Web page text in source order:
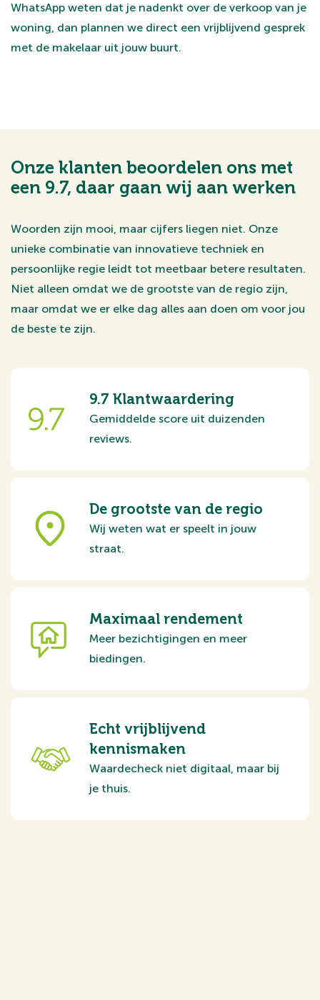
WhatsApp weten dat je nadenkt over de verkoop van je
woning, dan plannen we direct een vrijblijvend gesprek
met de makelaar uit jouw buurt.
Onze klanten beoordelen ons met
een 9.7, daar gaan wij aan werken
Woorden zijn mooi, maar cijfers liegen niet. Onze
unieke combinatie van innovatieve techniek en
persoonlijke regie leidt tot meetbaar betere resultaten.
Niet alleen omdat we de grootste van de regio zijn,
maar omdat we er elke dag alles aan doen om voor jou
de beste te zijn.
9.7 Klantwaardering
Gemiddelde score uit duizenden
reviews.
De grootste van de regio
Wij weten wat er speelt in jouw
straat.
Maximaal rendement
Meer bezichtigingen en meer
biedingen.
Echt vrijblijvend
kennismaken
Waardecheck niet digitaal, maar bij
je thuis.